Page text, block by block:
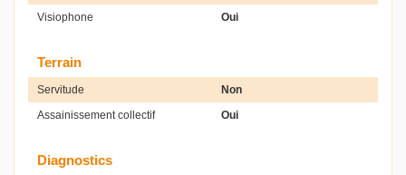
Visiophone
Oui
Terrain
Servitude
Non
Assainissement collectif
Oui
Diagnostics